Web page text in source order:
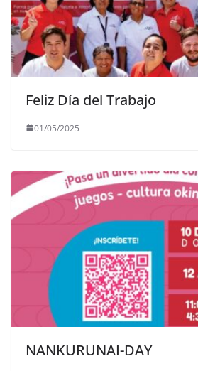
Feliz Día del Trabajo
01/05/2025
NANKURUNAI-DAY